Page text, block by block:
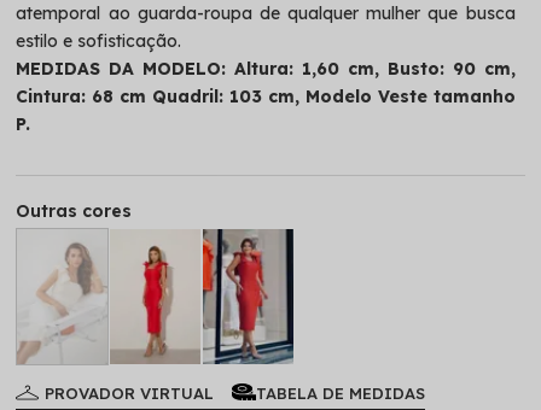
atemporal ao guarda-roupa de qualquer mulher que busca
estilo e sofisticação.
MEDIDAS DA MODELO: Altura: 1,60 cm, Busto: 90 cm,
Cintura: 68 cm Quadril: 103 cm, Modelo Veste tamanho
P.
Outras cores
PROVADOR VIRTUAL TABELA DE MEDIDAS